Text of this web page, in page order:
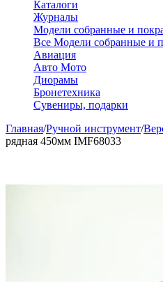
Каталоги
Журналы
Модели собранные и
Все Модели собранные и
Авиация
Авто Мото
Диорамы
Бронетехника
Сувениры, подарки
Главная/Ручной инструмент/
рядная 450мм IMF68033